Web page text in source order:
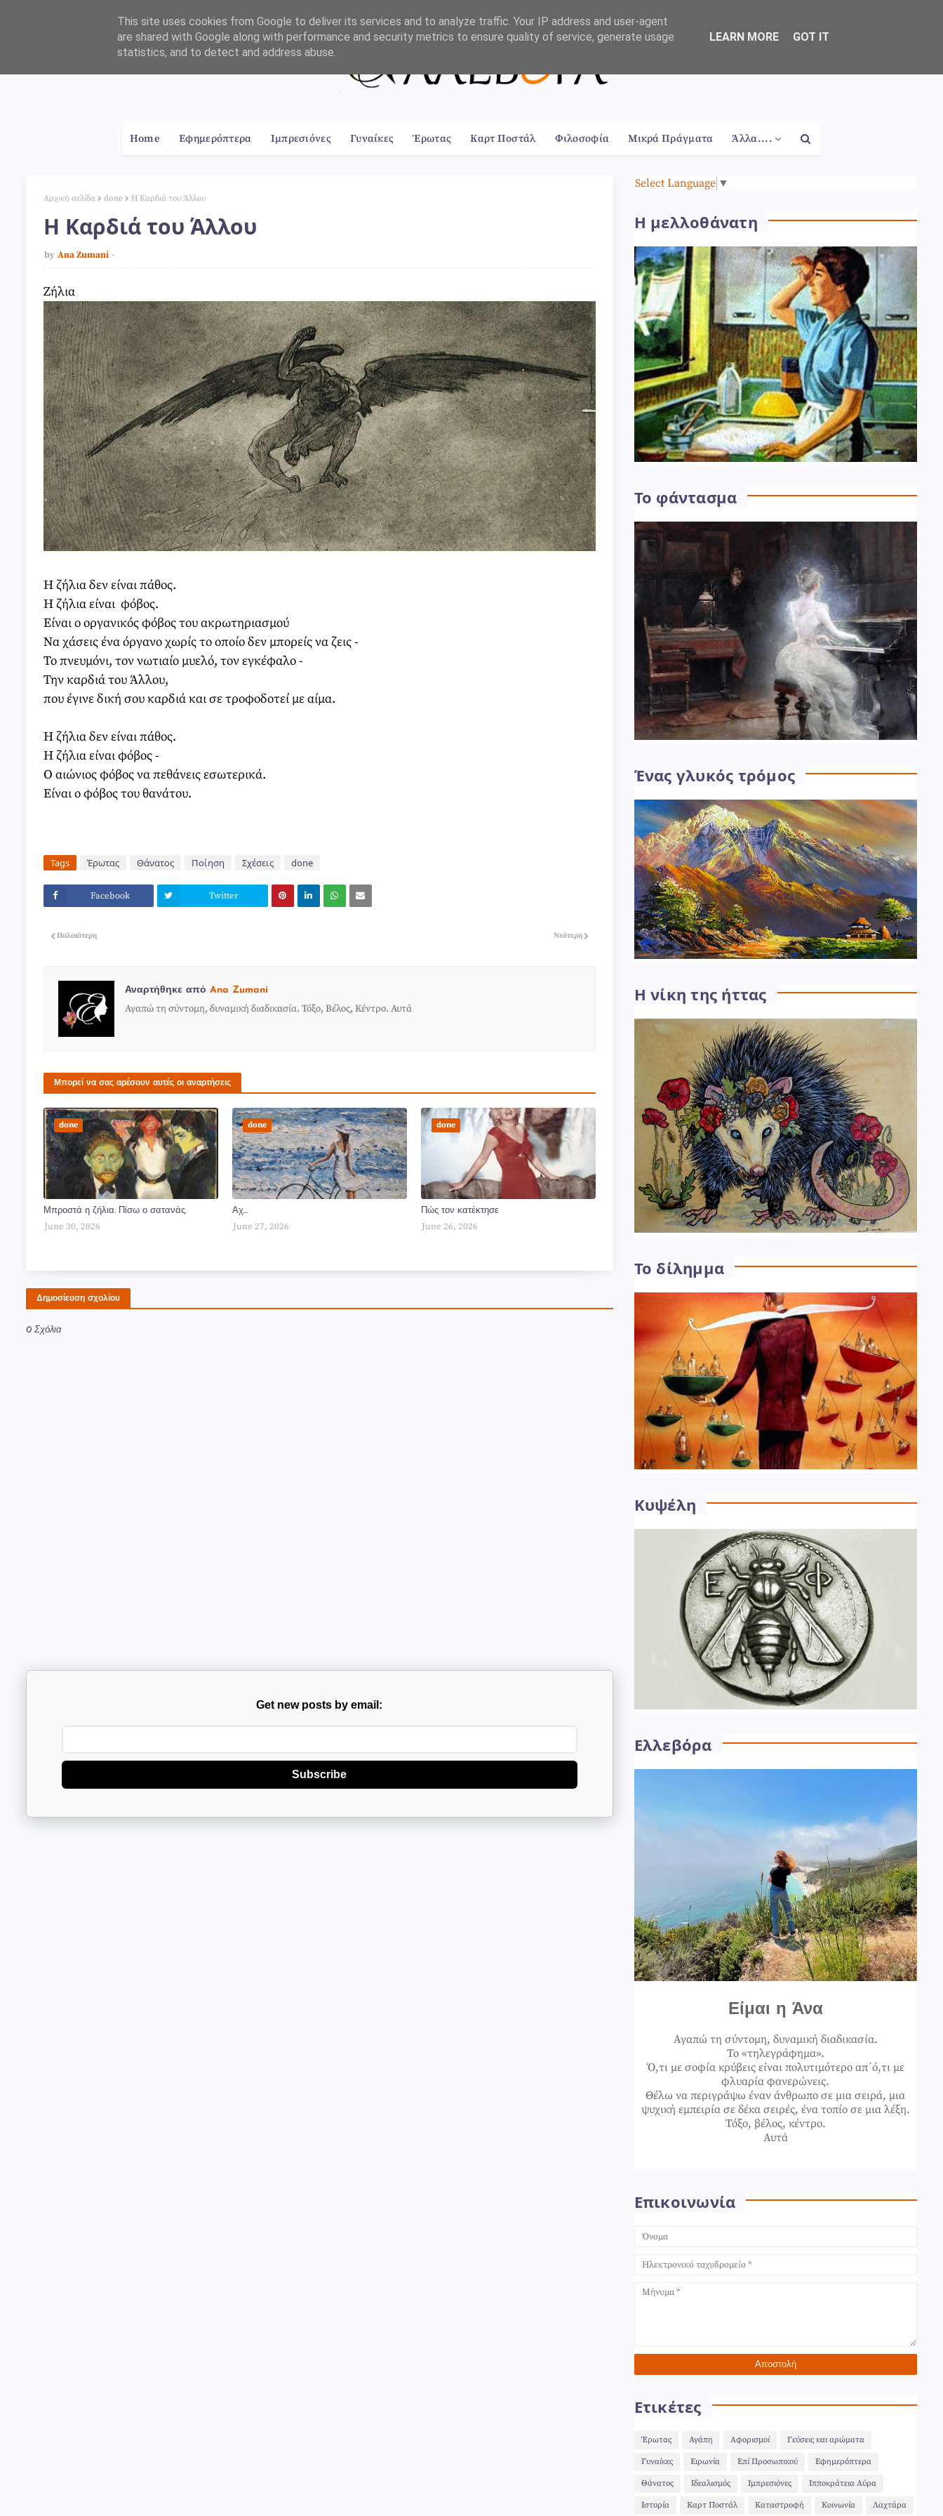
Home Εφημερόπτερα Ιμπρεσιόνες Γυναίκες Έρωτας Καρτ Ποστάλ Φιλοσοφία Μικρά Πράγματα Άλλα....
Αρχική σελίδα done Η Καρδιά του Άλλου
Η Καρδιά του Άλλου
by Ana Zumani
Ζήλια
Η ζήλια δεν είναι πάθος.
Η ζήλια είναι φόβος.
Είναι ο οργανικός φόβος του ακρωτηριασμού
Να χάσεις ένα όργανο χωρίς το οποίο δεν μπορείς να ζεις -
Το πνευμόνι, τον νωτιαίο μυελό, τον εγκέφαλο -
Την καρδιά του Άλλου,
που έγινε δική σου καρδιά και σε τροφοδοτεί με αίμα.
Η ζήλια δεν είναι πάθος.
Η ζήλια είναι φόβος -
Ο αιώνιος φόβος να πεθάνεις εσωτερικά.
Είναι ο φόβος του θανάτου.
Tags Έρωτας Θάνατος Ποίηση Σχέσεις done
Facebook Twitter
Νεότερη
Παλαιότερη
Αναρτήθηκε από Ana Zumani
Αγαπώ τη σύντομη, δυναμική διαδικασία. Τόξο, Βέλος, Κέντρο. Αυτά
Μπορεί να σας αρέσουν αυτές οι αναρτήσεις
done
Μπροστά η ζήλια. Πίσω ο σατανάς.
June 30, 2026
done
Αχ...
June 27, 2026
done
Πώς τον κατέκτησε
June 26, 2026
Δημοσίευση σχολίου
0 Σχόλια
Get new posts by email:
Subscribe
Select Language ▼
Η μελλοθάνατη
Το φάντασμα
Ένας γλυκός τρόμος
Η νίκη της ήττας
Το δίλημμα
Κυψέλη
Ελλεβόρα
Είμαι η Άνα
Αγαπώ τη σύντομη, δυναμική διαδικασία.
Το «τηλεγράφημα».
Ό,τι με σοφία κρύβεις είναι πολυτιμότερο απ΄ό,τι με
φλυαρία φανερώνεις.
Θέλω να περιγράψω έναν άνθρωπο σε μια σειρά, μια
ψυχική εμπειρία σε δέκα σειρές, ένα τοπίο σε μια λέξη.
Τόξο, βέλος, κέντρο.
Αυτά
Επικοινωνία
Ετικέτες
Έρωτας Αγάπη Αφορισμοί Γεύσεις και αρώματα
Γυναίκες Ειρωνία Επί Προσωπικού Εφημερόπτερα
Θάνατος Ιδεαλισμός Ιμπρεσιόνες Ιπποκράτεια Αύρα
Ιστορία Καρτ Ποστάλ Καταστροφή Κοινωνία Λαχτάρα
This site uses cookies from Google to deliver its services and to analyze traffic. Your IP address and user-agent
are shared with Google along with performance and security metrics to ensure quality of service, generate usage
statistics, and to detect and address abuse.
LEARN MORE GOT IT